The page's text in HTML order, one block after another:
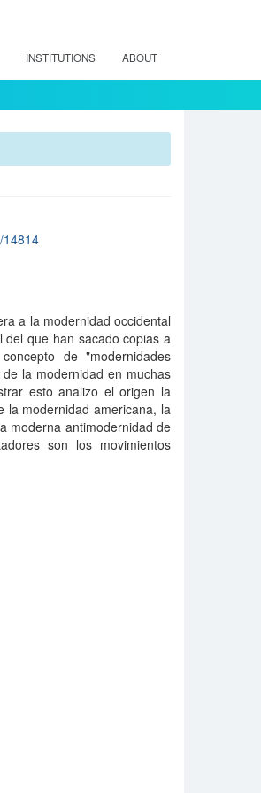
INSTITUTIONS ABOUT
14814
a la modernidad occidental
que han sacado copias a
de "modernidades
la modernidad en muchas
esto analizo el origen la
la modernidad americana, la
moderna antimodernidad de
son los movimientos